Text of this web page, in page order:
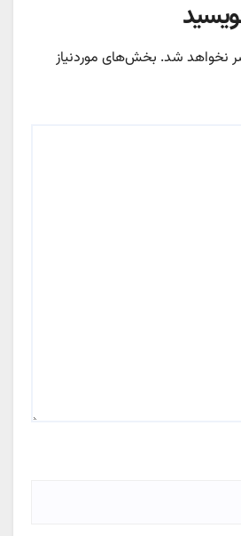
نخواهد شد. بخش‌های موردنیاز